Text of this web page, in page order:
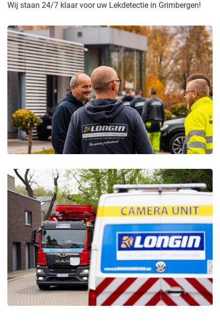
Wij staan 24/7 klaar voor uw Lekdetectie in Grimbergen!